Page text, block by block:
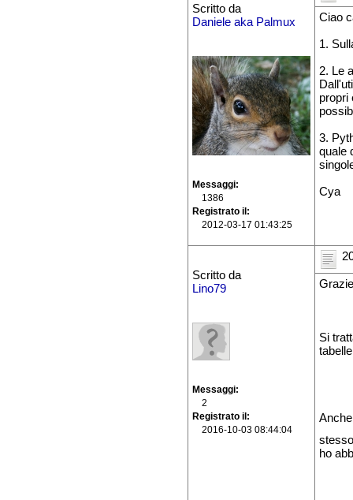
Scritto da
Daniele aka Palmux
Messaggi
1386
Registrato il
2012-03-17 01:43:25
Ciao
1.
2. Le
propri
3.
quale
Cya
Scritto da
Lino79
Messaggi
2
Registrato il
2016-10-03 08:44:04
Si
ho